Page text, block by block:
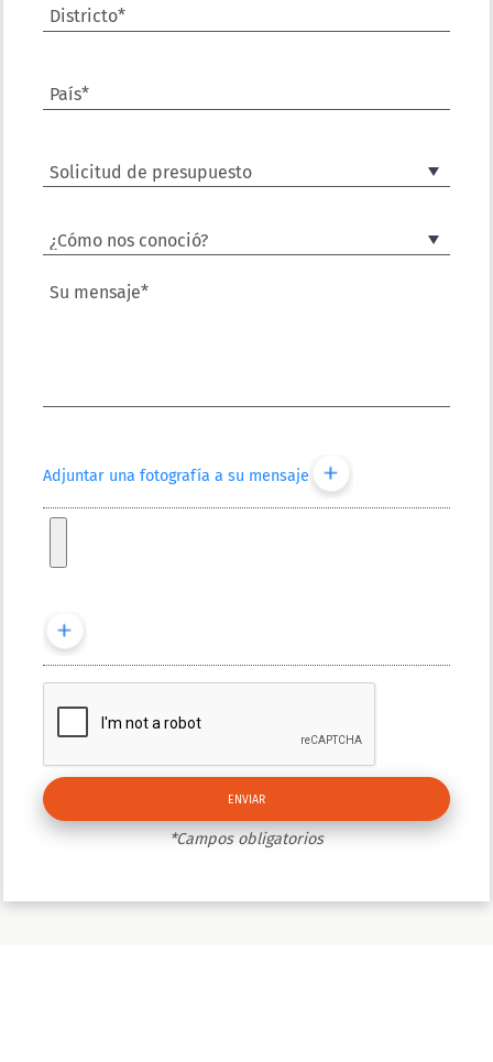
Districto*
País*
Su mensaje*
Adjuntar una fotografía a su mensaje
*Campos obligatorios